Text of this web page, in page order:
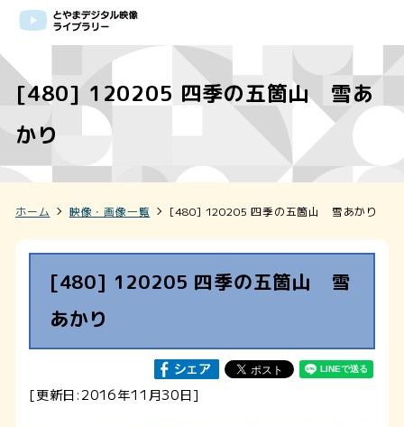
[480] 120205 四季の五箇山 雪あ
かり
ホーム 映像・画像一覧 [480] 120205 四季の五箇山 雪あかり
[480] 120205 四季の五箇山 雪
あかり
[更新日:2016年11月30日]